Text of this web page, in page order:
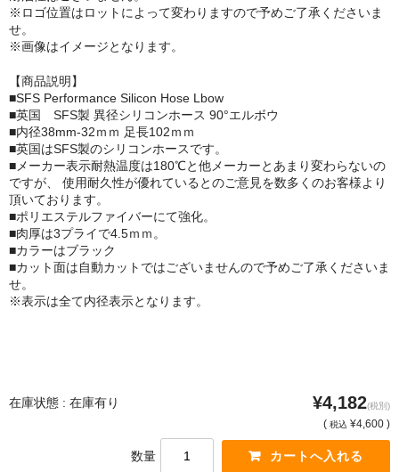
※ロゴ位置はロットによって変わりますので予めご了承くださいま
せ。
※画像はイメージとなります。
【商品説明】
■SFS Performance Silicon Hose Lbow
■英国 SFS製 異径シリコンホース 90°エルボウ
■内径38mm-32ｍｍ 足長102ｍｍ
■英国はSFS製のシリコンホースです。
■メーカー表示耐熱温度は180℃と他メーカーとあまり変わらないの
ですが、 使用耐久性が優れているとのご意見を数多くのお客様より
頂いております。
■ポリエステルファイバーにて強化。
■肉厚は3プライで4.5ｍｍ。
■カラーはブラック
■カット面は自動カットではございませんので予めご了承くださいま
せ。
※表示は全て内径表示となります。
在庫状態 : 在庫有り ¥4,182(税別)
( 税込 ¥4,600 )
数量